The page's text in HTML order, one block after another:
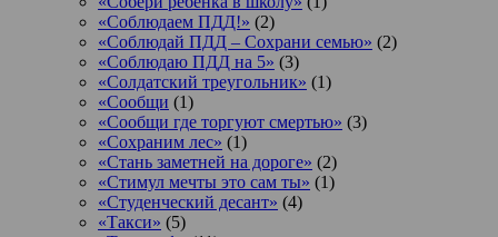
«Соблюдаем ПДД!» (2)
«Соблюдай ПДД – Сохрани семью» (2)
«Соблюдаю ПДД на 5» (3)
«Солдатский треугольник» (1)
«Сообщи (1)
«Сообщи где торгуют смертью» (3)
«Сохраним лес» (1)
«Стань заметней на дороге» (2)
«Стимул мечты это сам ты» (1)
«Студенческий десант» (4)
«Такси» (5)